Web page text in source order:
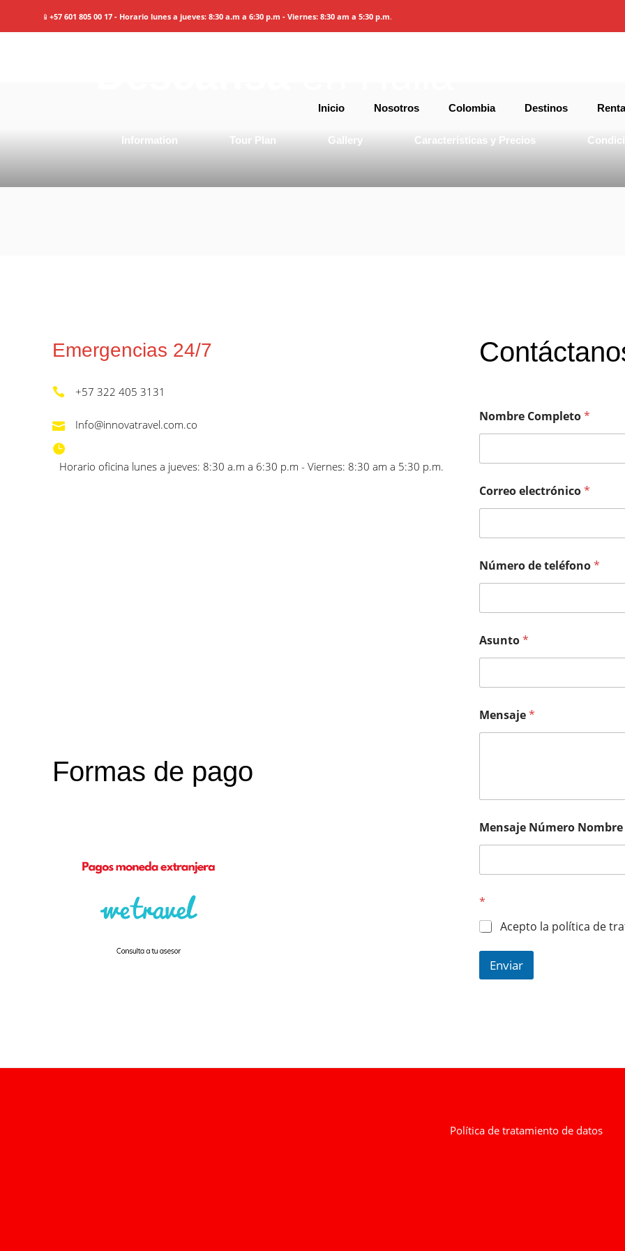
📱 +57 601 805 00 17 - Horario lunes a jueves: 8:30 a.m a 6:30 p.m - Viernes: 8:30 am a 5:30 p.m.
Inicio Nosotros Colombia Destinos
Information Tour Plan Gallery Características y Precios
Emergencias 24/7
+57 322 405 3131
Info@innovatravel.com.co
Horario oficina lunes a jueves: 8:30 a.m a 6:30 p.m - Viernes: 8:30 am a 5:30 p.m.
Formas de pago
Nombre Completo*
Correo electrónico*
Número de teléfono*
Asunto*
Mensaje*
Mensaje Número Nombre
*
Acepto la política de
Enviar
Política de tratamiento de datos